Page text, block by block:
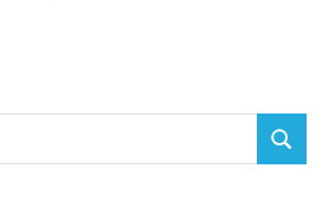
ZOEKEN